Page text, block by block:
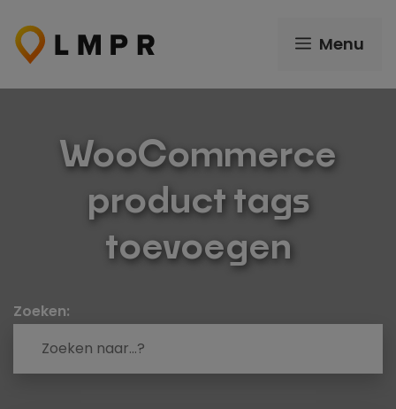
naar
inhoud
Menu
WooCommerce
product tags
toevoegen
Zoeken: